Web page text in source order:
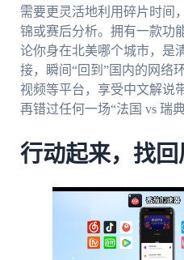
需要更灵活地利用碎片时间
锦或赛后分析。拥有一款功
论你身在北美哪个城市，是
接，瞬间“回到”国内的网络
视频等平台，享受中文解说
再错过任何一场“法国 vs 瑞
行动起来，找